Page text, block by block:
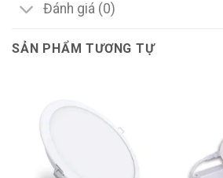
Đánh giá (0)
SẢN PHẨM TƯƠNG TỰ